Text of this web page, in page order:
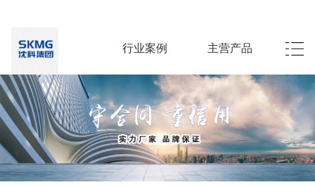
行业案例 主营产品